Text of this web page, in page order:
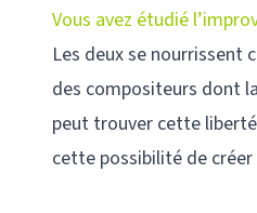
Vous avez étudié
Les deux se nourrissent
des compositeurs dont
peut trouver cette
cette possibilité de créer